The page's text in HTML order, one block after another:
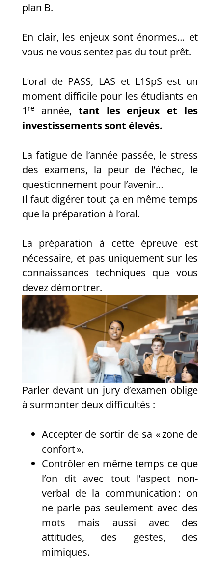
plan B.
En clair, les enjeux sont énormes… et
vous ne vous sentez pas du tout prêt.
L’oral de PASS, LAS et L1SpS est un
moment difficile pour les étudiants en
1 reannée, tant les enjeux et les
investissements sont élevés.
La fatigue de l’année passée, le stress
des examens, la peur de l’échec, le
questionnement pour l’avenir…
Il faut digérer tout ça en même temps
que la préparation à l’oral.
La préparation à cette épreuve est
nécessaire, et pas uniquement sur les
connaissances techniques que vous
devez démontrer.
Parler devant un jury d’examen oblige
à surmonter deux difficultés :
Accepter de sortir de sa « zone de
confort ».
Contrôler en même temps ce que
l’on dit avec tout l’aspect non-
verbal de la communication : on
ne parle pas seulement avec des
mots mais aussi avec des
attitudes, des gestes, des
mimiques.